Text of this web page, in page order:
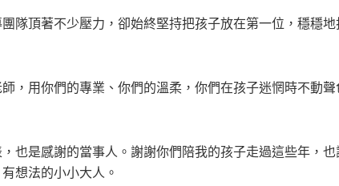
隊頂著不少壓力，卻始終堅持把孩子放在第一位，穩穩
，用你們的專業、你們的溫柔，你們在孩子迷惘時不動
也是感謝的當事人。謝謝你們陪我的孩子走過這些年，
想法的小小大人。